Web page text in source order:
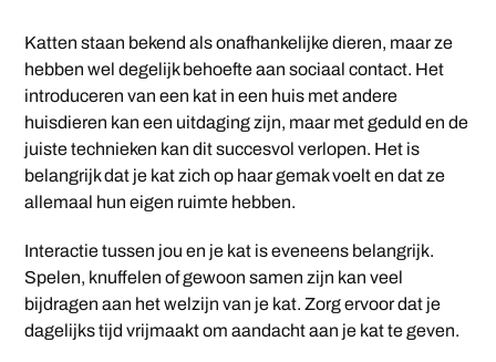
Katten staan bekend als onafhankelijke dieren, maar ze
hebben wel degelijk behoefte aan sociaal contact. Het
introduceren van een kat in een huis met andere
huisdieren kan een uitdaging zijn, maar met geduld en de
juiste technieken kan dit succesvol verlopen. Het is
belangrijk dat je kat zich op haar gemak voelt en dat ze
allemaal hun eigen ruimte hebben.
Interactie tussen jou en je kat is eveneens belangrijk.
Spelen, knuffelen of gewoon samen zijn kan veel
bijdragen aan het welzijn van je kat. Zorg ervoor dat je
dagelijks tijd vrijmaakt om aandacht aan je kat te geven.